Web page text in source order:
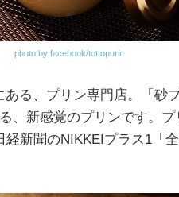
photo by facebook/tottopurin
ある、プリン専門店。「砂
、新感覚のプリンです。
新聞のNIKKEIプラス1「